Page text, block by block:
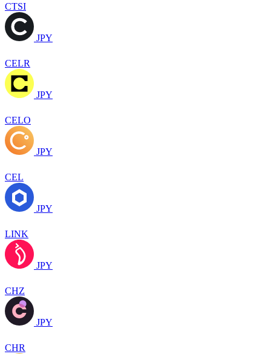
CTSI
JPY
CELR
JPY
CELO
JPY
CEL
JPY
LINK
JPY
CHZ
JPY
CHR